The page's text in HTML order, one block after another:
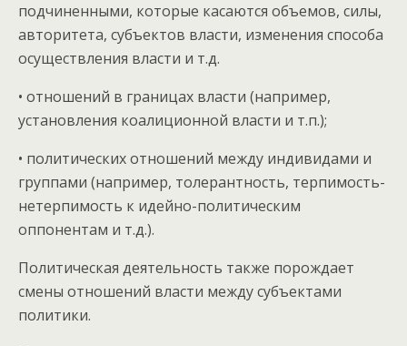
подчиненными, которые касаются объемов, силы,
авторитета, субъектов власти, изменения способа
осуществления власти и т.д.
• отношений в границах власти (например,
установления коалиционной власти и т.п.);
• политических отношений между индивидами и
группами (например, толерантность, терпимость-
нетерпимость к идейно-политическим
оппонентам и т.д.).
Политическая деятельность также порождает
смены отношений власти между субъектами
политики.